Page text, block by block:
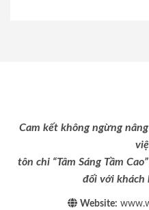
Cam kết không ngừng
tôn chỉ “Tâm Sáng Tầm
đối với khách
Website: